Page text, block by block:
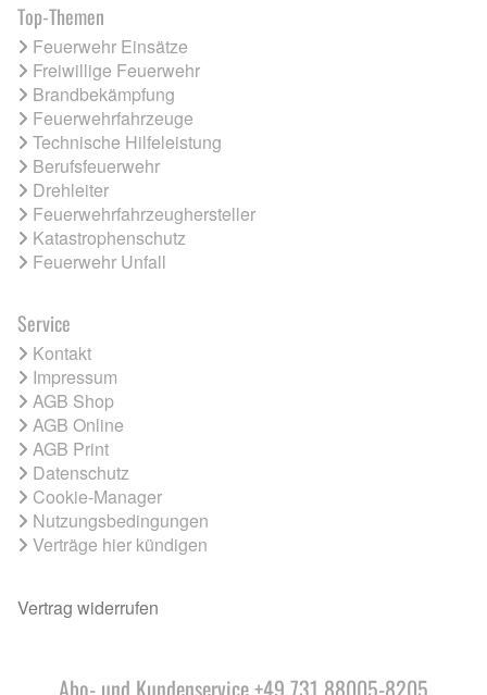
Top-Themen
Feuerwehr Einsätze
Freiwillige Feuerwehr
Brandbekämpfung
Feuerwehrfahrzeuge
Technische Hilfeleistung
Berufsfeuerwehr
Drehleiter
Feuerwehrfahrzeughersteller
Katastrophenschutz
Feuerwehr Unfall
Service
Kontakt
Impressum
AGB Shop
AGB Online
AGB Print
Datenschutz
Cookie-Manager
Nutzungsbedingungen
Verträge hier kündigen
Vertrag widerrufen
Abo- und Kundenservice +49 731 88005-8205